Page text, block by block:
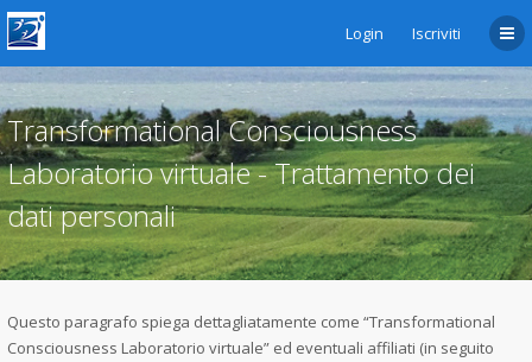
Login Iscriviti
Transformational Consciousness
Laboratorio virtuale - Trattamento dei
dati personali
Questo paragrafo spiega dettagliatamente come “Transformational
Consciousness Laboratorio virtuale” ed eventuali affiliati (in seguito